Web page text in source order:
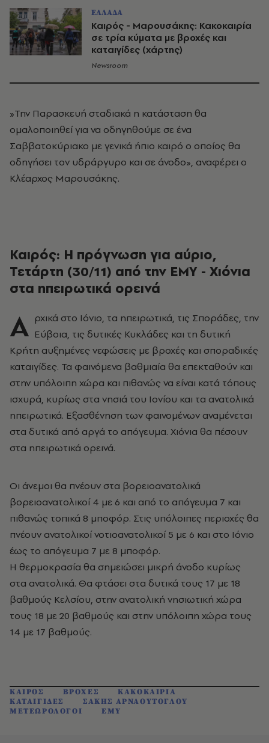
ΕΛΛΑΔΑ
Καιρός - Μαρουσάκης: Κακοκαιρία
σε τρία κύματα με βροχές και
καταιγίδες (χάρτης)
Newsroom
»Την Παρασκευή σταδιακά η κατάσταση θα
ομαλοποιηθεί για να οδηγηθούμε σε ένα
Σαββατοκύριακο με γενικά ήπιο καιρό ο οποίος θα
οδηγήσει τον υδράργυρο και σε άνοδο», αναφέρει ο
Κλέαρχος Μαρουσάκης.
Καιρός: Η πρόγνωση για αύριο,
Τετάρτη (30/11) από την ΕΜΥ - Χιόνια
στα ηπειρωτικά ορεινά
Α ρχικά στο Ιόνιο, τα ηπειρωτικά, τις Σποράδες, την
Εύβοια, τις δυτικές Κυκλάδες και τη δυτική
Κρήτη αυξημένες νεφώσεις με βροχές και σποραδικές
καταιγίδες. Τα φαινόμενα βαθμιαία θα επεκταθούν και
στην υπόλοιπη χώρα και πιθανώς να είναι κατά τόπους
ισχυρά, κυρίως στα νησιά του Ιονίου και τα ανατολικά
ηπειρωτικά. Εξασθένηση των φαινομένων αναμένεται
στα δυτικά από αργά το απόγευμα. Χιόνια θα πέσουν
στα ηπειρωτικά ορεινά.
Οι άνεμοι θα πνέουν στα βορειοανατολικά
βορειοανατολικοί 4 με 6 και από το απόγευμα 7 και
πιθανώς τοπικά 8 μποφόρ. Στις υπόλοιπες περιοχές θα
πνέουν ανατολικοί νοτιοανατολικοί 5 με 6 και στο Ιόνιο
έως το απόγευμα 7 με 8 μποφόρ.
Η θερμοκρασία θα σημειώσει μικρή άνοδο κυρίως
στα ανατολικά. Θα φτάσει στα δυτικά τους 17 με 18
βαθμούς Κελσίου, στην ανατολική νησιωτική χώρα
τους 18 με 20 βαθμούς και στην υπόλοιπη χώρα τους
14 με 17 βαθμούς.
ΚΑΙΡΟΣ ΒΡΟΧΕΣ
ΚΑΚΟΚΑΙΡΙΑ
ΚΑΤΑΙΓΙΔΕΣ
ΣΑΚΗΣ ΑΡΝΑΟΥΤΟΓΛΟΥ
ΜΕΤΕΩΡΟΛΟΓΟΙ
ΕΜΥ